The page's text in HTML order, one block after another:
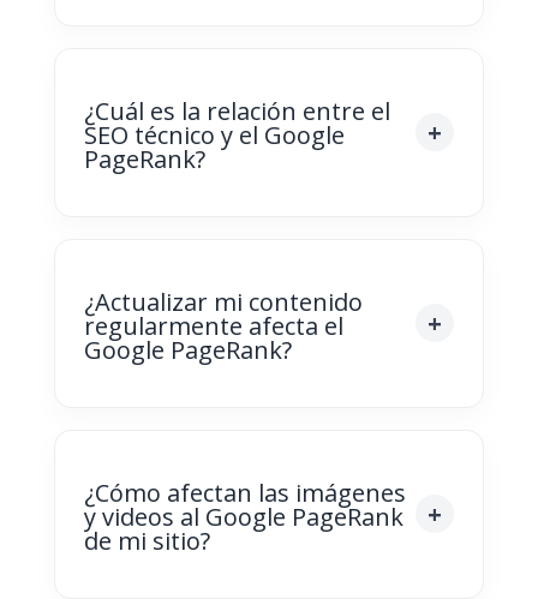
¿Cuál es la relación entre el
SEO técnico y el Google
PageRank?
¿Actualizar mi contenido
regularmente afecta el
Google PageRank?
¿Cómo afectan las imágenes
y videos al Google PageRank
de mi sitio?